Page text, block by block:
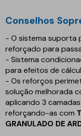
Conselhos
- O sistema suporta
reforçado para
- Sistema
para efeitos de
- Os reforços
solução melhorada
aplicando 3
reforçando-as com
GRANULADO DE